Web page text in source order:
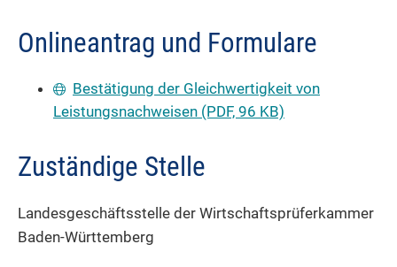
Onlineantrag und Formulare
Bestätigung der Gleichwertigkeit von
Leistungsnachweisen (PDF, 96 KB)
Zuständige Stelle
Landesgeschäftsstelle der Wirtschaftsprüferkammer
Baden-Württemberg